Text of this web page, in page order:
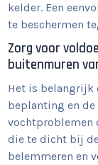
kelder. Een
te beschermen
Zorg voor
buitenmuren
Het is belangrijk
beplanting en
vochtproblemen
die te dicht bij
belemmeren en